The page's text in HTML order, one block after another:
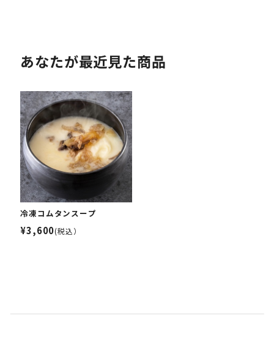
あなたが最近見た商品
冷凍コムタンスープ
¥3,600(税込）